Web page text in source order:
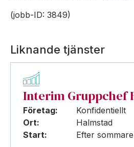
(jobb-ID: 3849)
Liknande tjänster
Interim Gruppchef
Företag:
Konfidentiellt
Ort:
Halmstad
Start:
Efter